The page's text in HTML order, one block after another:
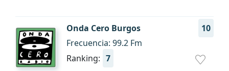
Onda Cero Burgos
10
Frecuencia: 99.2 Fm
Ranking: 7